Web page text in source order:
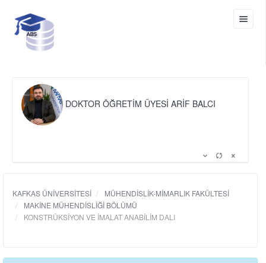
DOKTOR ÖĞRETİM ÜYESİ ARİF BALCI
KAFKAS ÜNİVERSİTESİ
MÜHENDİSLİK-MİMARLIK FAKÜLTESİ
MAKİNE MÜHENDİSLİĞİ BÖLÜMÜ
KONSTRÜKSİYON VE İMALAT ANABİLİM DALI